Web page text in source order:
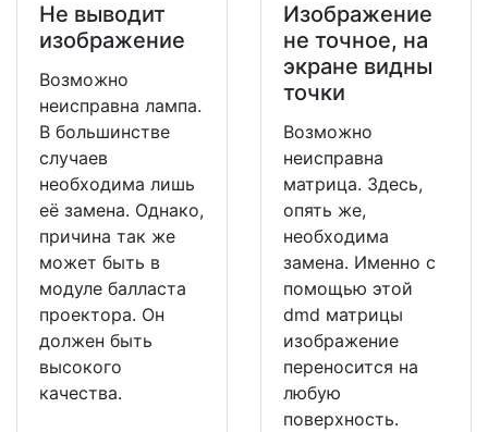
Не выводит
изображение
Возможно
неисправна лампа.
В большинстве
случаев
необходима лишь
её замена. Однако,
причина так же
может быть в
модуле балласта
проектора. Он
должен быть
высокого
качества.
Изображение
не точное, на
экране видны
точки
Возможно
неисправна
матрица. Здесь,
опять же,
необходима
замена. Именно с
помощью этой
dmd матрицы
изображение
переносится на
любую
поверхность.